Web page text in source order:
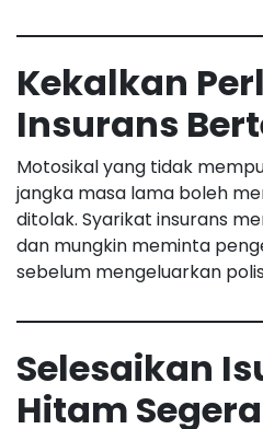
Kekalkan
Insurans
Motosikal yang tidak
jangka masa lama boleh
ditolak. Syarikat insurans
dan mungkin meminta
sebelum mengeluarkan
Selesaikan
Hitam Segera